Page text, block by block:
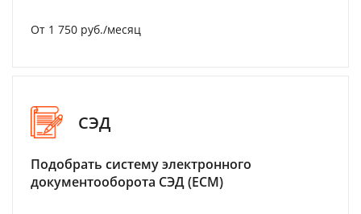
От 1 750 руб./месяц
СЭД
Подобрать систему электронного
документооборота СЭД (ECM)